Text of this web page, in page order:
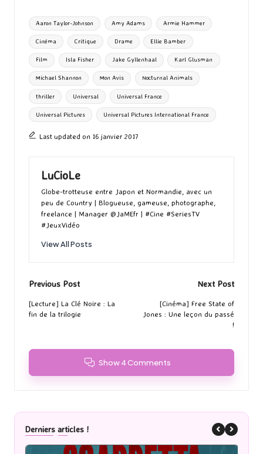
o
o
k
d
o
n
l
ky bl
r
ta
g
er
Tags:
Aaron Taylor-Johnson Amy Adams Armie Hammer
Cinéma Critique Drame Ellie Bamber
Film Isla Fisher Jake Gyllenhaal Karl Glusman
Michael Shannon Mon Avis Nocturnal Animals
thriller Universal Universal France
Universal Pictures Universal Pictures International France
Last updated on 16 janvier 2017
LuCioLe
Globe-trotteuse entre Japon et Normandie, avec un
peu de Country | Blogueuse, gameuse, photographe,
freelance | Manager @JaMEfr | #Cine #SeriesTV
#JeuxVidéo
View All Posts
Post
navigation
Previous Post
[Lecture] La Clé Noire : La
fin de la trilogie
Next Post
[Cinéma] Free State of
Jones : Une leçon du passé
!
Show 4 Comments
Derniers articles !